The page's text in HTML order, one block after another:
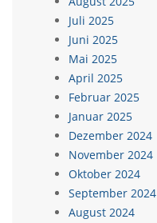
Juli 2025
Juni 2025
Mai 2025
April 2025
Februar 2025
Januar 2025
Dezember 2024
November 2024
Oktober 2024
September 2024
August 2024